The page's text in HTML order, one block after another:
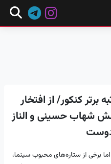
برتر کنکور/ از افتخار
شهاب حسینی و الناز
برخی از ستاره‌های محبوب سینما،